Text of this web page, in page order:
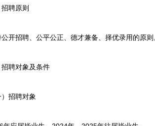
聘原则
招聘、公平公正、德才兼备、择优录用的原则
聘对象及条件
招聘对象